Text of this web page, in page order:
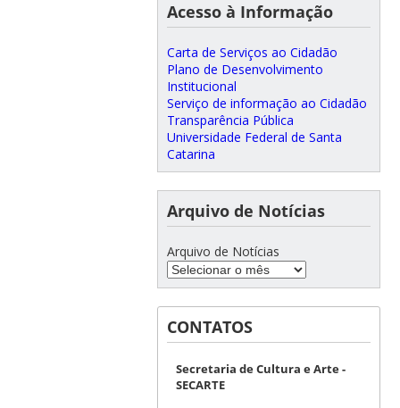
Acesso à Informação
Carta de Serviços ao Cidadão
Plano de Desenvolvimento
Institucional
Serviço de informação ao Cidadão
Transparência Pública
Universidade Federal de Santa
Catarina
Arquivo de Notícias
Arquivo de Notícias
CONTATOS
Secretaria de Cultura e Arte -
SECARTE